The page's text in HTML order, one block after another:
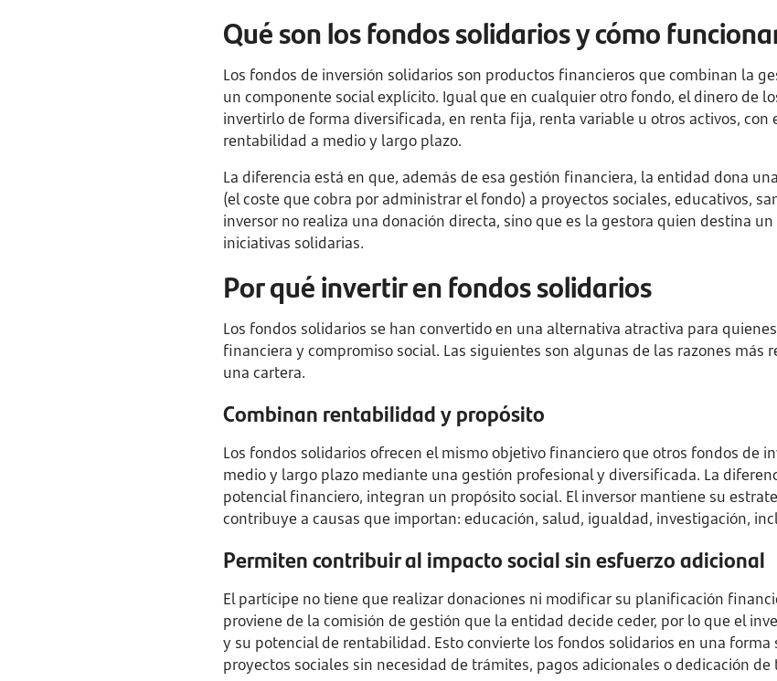
Qué son los fondos solidarios y cómo
Los fondos de inversión solidarios son productos financieros que combinan la
un componente social explícito. Igual que en cualquier otro fondo, el dinero de
invertirlo de forma diversificada, en renta fija, renta variable u otros activos, con
rentabilidad a medio y largo plazo.
La diferencia está en que, además de esa gestión financiera, la entidad dona
(el coste que cobra por administrar el fondo) a proyectos sociales, educativos,
inversor no realiza una donación directa, sino que es la gestora quien destina
iniciativas solidarias.
Por qué invertir en fondos solidarios
Los fondos solidarios se han convertido en una alternativa atractiva para
financiera y compromiso social. Las siguientes son algunas de las razones más
una cartera.
Combinan rentabilidad y propósito
Los fondos solidarios ofrecen el mismo objetivo financiero que otros fondos de
medio y largo plazo mediante una gestión profesional y diversificada. La
potencial financiero, integran un propósito social. El inversor mantiene su
contribuye a causas que importan: educación, salud, igualdad, investigación,
Permiten contribuir al impacto social sin esfuerzo adicional
El partícipe no tiene que realizar donaciones ni modificar su planificación
proviene de la comisión de gestión que la entidad decide ceder, por lo que el
y su potencial de rentabilidad. Esto convierte los fondos solidarios en una
proyectos sociales sin necesidad de trámites, pagos adicionales o dedicación de